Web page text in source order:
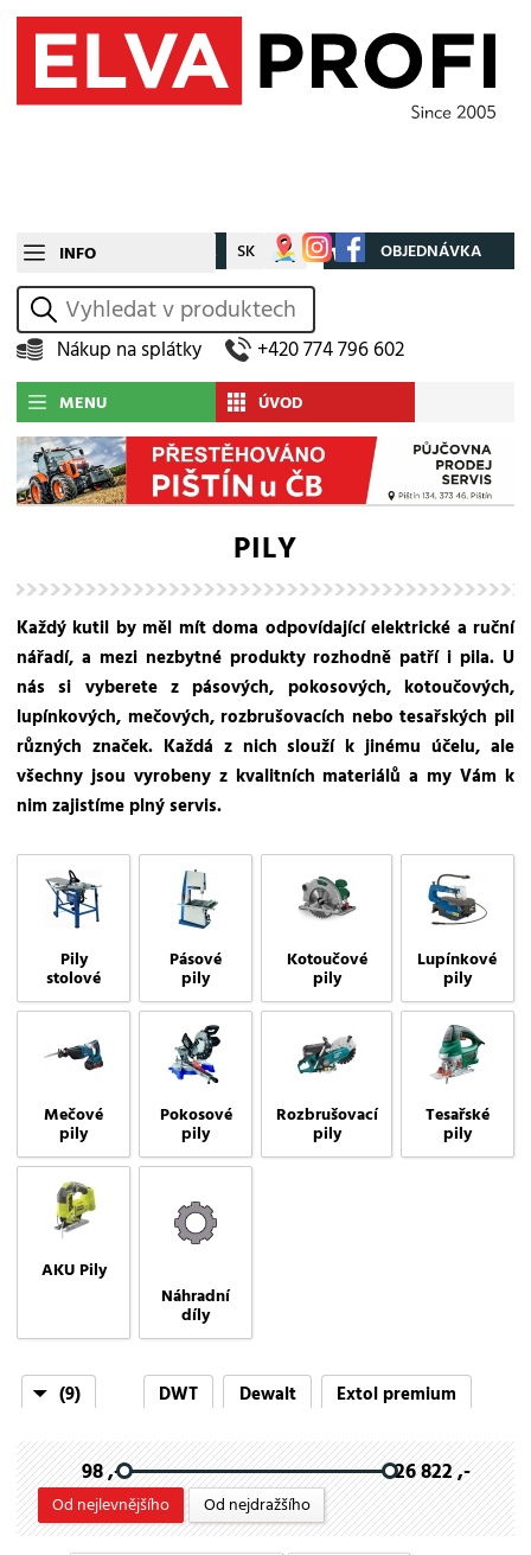
INFO CZ SK Můj účet OBJEDNÁVKA
vyhledat
Nákup na splátky +420 774 796 602
MENU ÚVOD
PILY
Každý kutil by měl mít doma odpovídající elektrické a ruční
nářadí, a mezi nezbytné produkty rozhodně patří i pila. U
nás si vyberete z pásových, pokosových, kotoučových,
lupínkových, mečových, rozbrušovacích nebo tesařských pil
různých značek. Každá z nich slouží k jinému účelu, ale
všechny jsou vyrobeny z kvalitních materiálů a my Vám k
nim zajistíme plný servis.
Pily
stolové
Pásové
pily
Kotoučové
pily
Lupínkové
pily
Mečové
pily
Pokosové
pily
Rozbrušovací
pily
Tesařské
pily
AKU Pily
Náhradní
díly
(9) DWT Dewalt
Extol premium
HiKOKI
Hitachi Metabo
Milwaukee
Rubi
Scheppach
98 ,- 26 822 ,-
Od nejlevnějšího Od nejdražšího